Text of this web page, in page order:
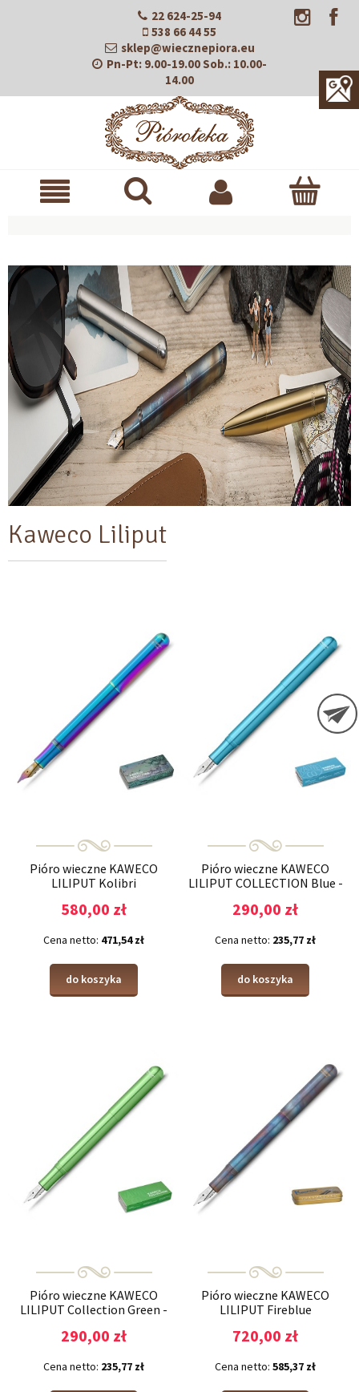
22 624-25-94
538 66 44 55
sklep@wiecznepiora.eu
Pn-Pt: 9.00-19.00Sob.: 10.00-
14.00
Kaweco Liliput
Pióro wieczne KAWECO
LILIPUT Kolibri
580,00 zł
Cena netto: 471,54 zł
do koszyka
Pióro wieczne KAWECO
LILIPUT COLLECTION Blue -
290,00 zł
Cena netto: 235,77 zł
do koszyka
Pióro wieczne KAWECO
LILIPUT Collection Green -
290,00 zł
Cena netto: 235,77 zł
Pióro wieczne KAWECO
LILIPUT Fireblue
720,00 zł
Cena netto: 585,37 zł